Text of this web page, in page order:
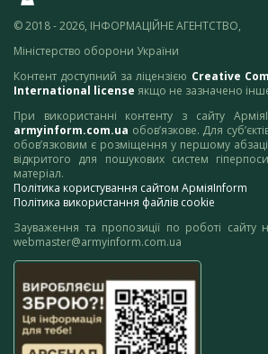
© 2018 - 2026, ІНФОРМАЦІЙНЕ АГЕНТСТВО,
Міністерство оборони України
Контент доступний за ліцензією Creative
International license якщо не зазначено
При використанні контенту з сайту
armyinform.com.ua обов’язкове. Для
обов’язковим є розміщення у першому
відкритого для пошукових систем
матеріал.
Політика користування сайтом АрміяInform
Політика використання файлів cookie
Зауваження та пропозиції по роботі сайту
webmaster@armyinform.com.ua